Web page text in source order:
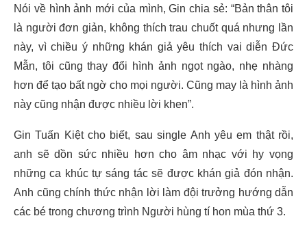
Nói về hình ảnh mới của mình, Gin chia sẻ: “Bản thân tôi
là người đơn giản, không thích trau chuốt quá nhưng lần
này, vì chiều ý những khán giả yêu thích vai diễn Đức
Mẫn, tôi cũng thay đổi hình ảnh ngọt ngào, nhẹ nhàng
hơn để tạo bất ngờ cho mọi người. Cũng may là hình ảnh
này cũng nhận được nhiều lời khen”.
Gin Tuấn Kiệt cho biết, sau single Anh yêu em thật rồi,
anh sẽ dồn sức nhiều hơn cho âm nhạc với hy vọng
những ca khúc tự sáng tác sẽ được khán giả đón nhận.
Anh cũng chính thức nhận lời làm đội trưởng hướng dẫn
các bé trong chương trình Người hùng tí hon mùa thứ 3.